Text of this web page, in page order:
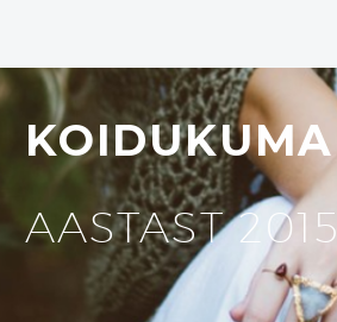
KOIDUKUMA
AASTAST 2015